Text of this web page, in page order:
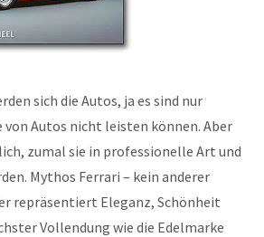
sich die Autos, ja es sind nur
von Autos nicht leisten können. Aber
zumal sie in professionelle Art und
Mythos Ferrari – kein anderer
repräsentiert Eleganz, Schönheit
Vollendung wie die Edelmarke